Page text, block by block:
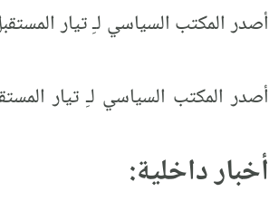
أصدر المكتب السياسي لـِ تيار
أصدر المكتب السياسي لـِ تيار
أخبار داخلية: